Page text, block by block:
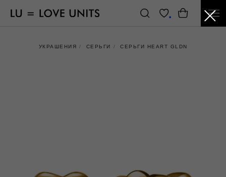
УКРАШЕНИЯ / СЕРЬГИ / СЕРЬГИ HEART GLDN